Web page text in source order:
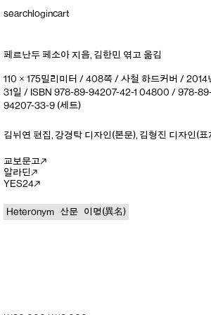
searchlogincart
페르난두 페소아지음, 김한민 엮고 옮김
110 × 175밀리미터 / 408쪽 / 사철 하드커버 / 2014
31일 / ISBN 978-89-94207-42-1 04800 / 978-
94207-33-9 (세트)
김뉘연 편집 강경탁디자인(본문), 김형진 디자인(표
교보문고
알라딘
YES24
Heteronym 산문 이명(異名)